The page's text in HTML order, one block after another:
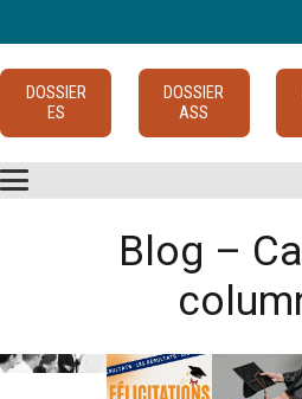
DOSSIER
ES
DOSSIER
ASS
Blog –